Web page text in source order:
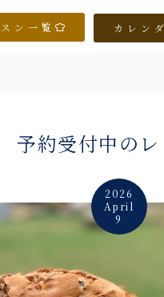
ン一覧 カレン
予約受付中の
2026
April
9